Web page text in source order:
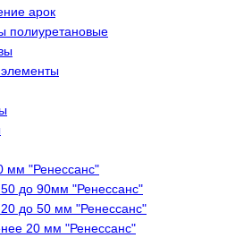
арок
полиуретановые
мм "Ренессанс"
50 до 90мм "Ренессанс"
20 до 50 мм "Ренессанс"
20 мм "Ренессанс"